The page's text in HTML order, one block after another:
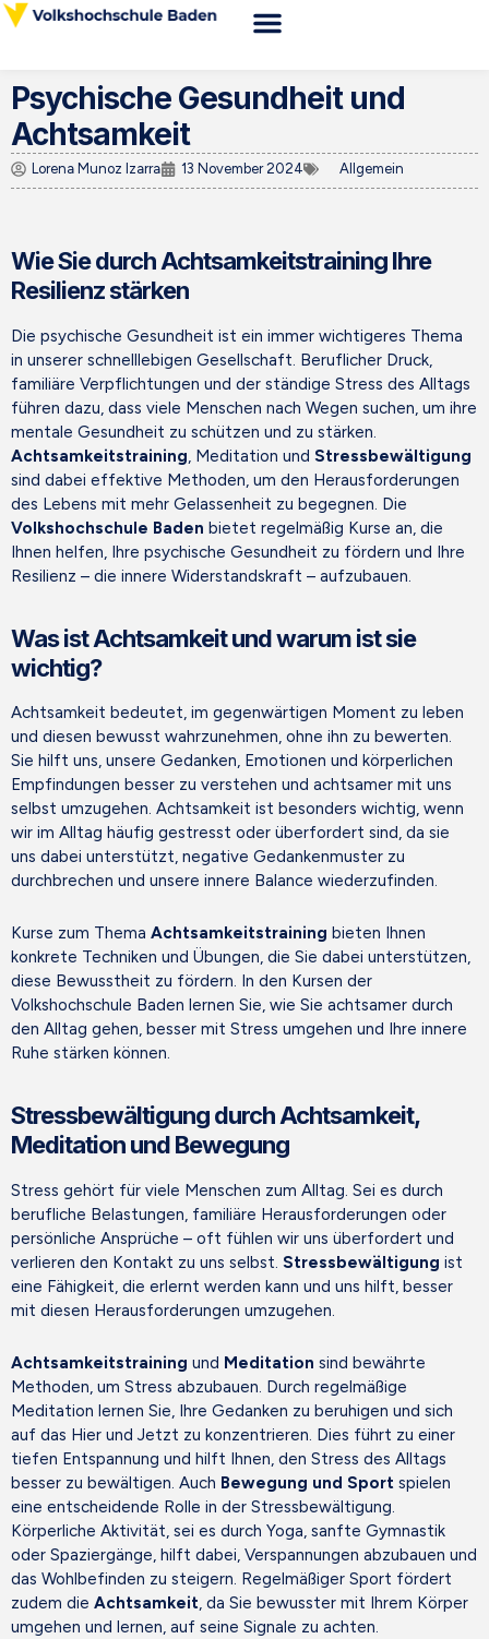
Zum
Inhalt
Psychische Gesundheit und
Achtsamkeit
Lorena Munoz Izarra 13 November 2024 Allgemein
Wie Sie durch Achtsamkeitstraining Ihre
Resilienz stärken
Die psychische Gesundheit ist ein immer wichtigeres Thema
in unserer schnelllebigen Gesellschaft. Beruflicher Druck,
familiäre Verpflichtungen und der ständige Stress des Alltags
führen dazu, dass viele Menschen nach Wegen suchen, um ihre
mentale Gesundheit zu schützen und zu stärken.
Achtsamkeitstraining , Meditation und Stressbewältigung
sind dabei effektive Methoden, um den Herausforderungen
des Lebens mit mehr Gelassenheit zu begegnen. Die
Volkshochschule Baden bietet regelmäßig Kurse an, die
Ihnen helfen, Ihre psychische Gesundheit zu fördern und Ihre
Resilienz – die innere Widerstandskraft – aufzubauen.
Was ist Achtsamkeit und warum ist sie
wichtig?
Achtsamkeit bedeutet, im gegenwärtigen Moment zu leben
und diesen bewusst wahrzunehmen, ohne ihn zu bewerten.
Sie hilft uns, unsere Gedanken, Emotionen und körperlichen
Empfindungen besser zu verstehen und achtsamer mit uns
selbst umzugehen. Achtsamkeit ist besonders wichtig, wenn
wir im Alltag häufig gestresst oder überfordert sind, da sie
uns dabei unterstützt, negative Gedankenmuster zu
durchbrechen und unsere innere Balance wiederzufinden.
Kurse zum Thema Achtsamkeitstraining bieten Ihnen
konkrete Techniken und Übungen, die Sie dabei unterstützen,
diese Bewusstheit zu fördern. In den Kursen der
Volkshochschule Baden lernen Sie, wie Sie achtsamer durch
den Alltag gehen, besser mit Stress umgehen und Ihre innere
Ruhe stärken können.
Stressbewältigung durch Achtsamkeit,
Meditation und Bewegung
Stress gehört für viele Menschen zum Alltag. Sei es durch
berufliche Belastungen, familiäre Herausforderungen oder
persönliche Ansprüche – oft fühlen wir uns überfordert und
verlieren den Kontakt zu uns selbst. Stressbewältigung ist
eine Fähigkeit, die erlernt werden kann und uns hilft, besser
mit diesen Herausforderungen umzugehen.
Achtsamkeitstraining und Meditation sind bewährte
Methoden, um Stress abzubauen. Durch regelmäßige
Meditation lernen Sie, Ihre Gedanken zu beruhigen und sich
auf das Hier und Jetzt zu konzentrieren. Dies führt zu einer
tiefen Entspannung und hilft Ihnen, den Stress des Alltags
besser zu bewältigen. Auch Bewegung und Sport spielen
eine entscheidende Rolle in der Stressbewältigung.
Körperliche Aktivität, sei es durch Yoga, sanfte Gymnastik
oder Spaziergänge, hilft dabei, Verspannungen abzubauen und
das Wohlbefinden zu steigern. Regelmäßiger Sport fördert
zudem die Achtsamkeit, da Sie bewusster mit Ihrem Körper
umgehen und lernen, auf seine Signale zu achten.